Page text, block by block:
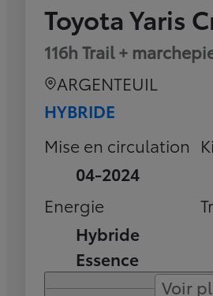
Toyota Yaris
116h Trail +
ARGENTEUIL
HYBRIDE
Mise en circulation
04-2024
Energie
Hybride
Essence
Voir